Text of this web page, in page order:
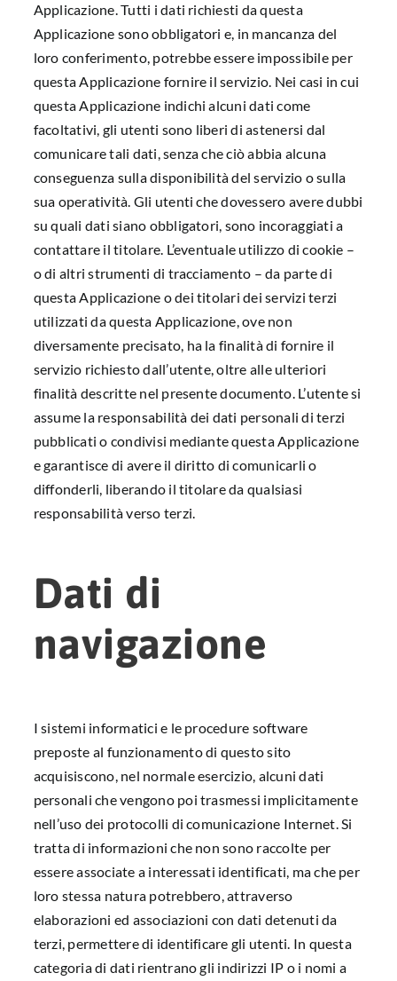
Applicazione. Tutti i dati richiesti da questa
Applicazione sono obbligatori e, in mancanza del
loro conferimento, potrebbe essere impossibile per
questa Applicazione fornire il servizio. Nei casi in cui
questa Applicazione indichi alcuni dati come
facoltativi, gli utenti sono liberi di astenersi dal
comunicare tali dati, senza che ciò abbia alcuna
conseguenza sulla disponibilità del servizio o sulla
sua operatività. Gli utenti che dovessero avere dubbi
su quali dati siano obbligatori, sono incoraggiati a
contattare il titolare. L’eventuale utilizzo di cookie –
o di altri strumenti di tracciamento – da parte di
questa Applicazione o dei titolari dei servizi terzi
utilizzati da questa Applicazione, ove non
diversamente precisato, ha la finalità di fornire il
servizio richiesto dall’utente, oltre alle ulteriori
finalità descritte nel presente documento. L’utente si
assume la responsabilità dei dati personali di terzi
pubblicati o condivisi mediante questa Applicazione
e garantisce di avere il diritto di comunicarli o
diffonderli, liberando il titolare da qualsiasi
responsabilità verso terzi.
Dati di
navigazione
I sistemi informatici e le procedure software
preposte al funzionamento di questo sito
acquisiscono, nel normale esercizio, alcuni dati
personali che vengono poi trasmessi implicitamente
nell’uso dei protocolli di comunicazione Internet. Si
tratta di informazioni che non sono raccolte per
essere associate a interessati identificati, ma che per
loro stessa natura potrebbero, attraverso
elaborazioni ed associazioni con dati detenuti da
terzi, permettere di identificare gli utenti. In questa
categoria di dati rientrano gli indirizzi IP o i nomi a